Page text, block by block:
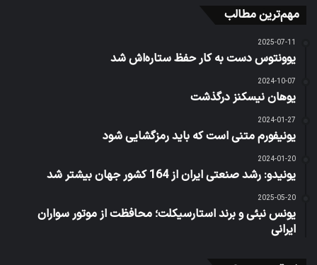
مهم‌ترین مطالب
2025-07-11
یوونتوس دست به کار حفظ ستاره‌اش شد
2024-10-07
یوهان نیسکنز درگذشت
2024-01-27
یونیفورم متنی است که باید رمزگشایی شود
2024-01-20
یونیدو: رشد صنعتی ایران از 164 کشور جهان بیشتر شد
2025-05-20
یونس نبئی و برند استارسیکلت؛ محافظت از موتور سواران
ایرانی